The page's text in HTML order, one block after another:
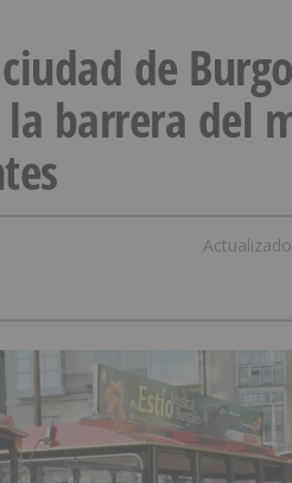
de
barrera del
Actualizado